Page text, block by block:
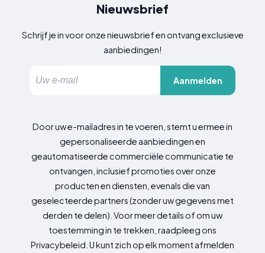
Nieuwsbrief
Schrijf je in voor onze nieuwsbrief en ontvang exclusieve
aanbiedingen!
Aanmelden
Door uw e-mailadres in te voeren, stemt u ermee in
gepersonaliseerde aanbiedingen en
geautomatiseerde commerciële communicatie te
ontvangen, inclusief promoties over onze
producten en diensten, evenals die van
geselecteerde partners (zonder uw gegevens met
derden te delen). Voor meer details of om uw
toestemming in te trekken, raadpleeg ons
Privacybeleid. U kunt zich op elk moment afmelden